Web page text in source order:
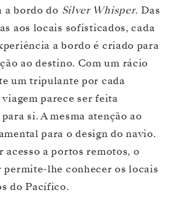
a bordo do Silver Whisper. Das
aos locais sofisticados, cada
a bordo é criado para
ao destino. Com um rácio
um tripulante por cada
viagem parece ser feita
si. A mesma atenção ao
para o design do navio.
acesso a portos remotos, o
permite-lhe conhecer os locais
do Pacífico.